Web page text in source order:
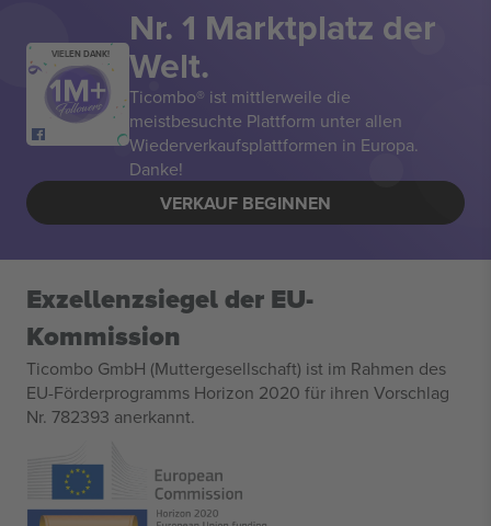
VIELEN DANK!
Nr. 1 Marktplatz der
Welt.
Ticombo® ist mittlerweile die
meistbesuchte Plattform unter allen
Wiederverkaufsplattformen in Europa.
Danke!
VERKAUF BEGINNEN
Exzellenzsiegel der EU-
Kommission
Ticombo GmbH (Muttergesellschaft) ist im Rahmen des
EU-Förderprogramms Horizon 2020 für ihren Vorschlag
Nr. 782393 anerkannt.